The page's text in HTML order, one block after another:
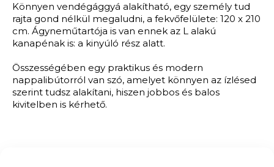
Könnyen vendégággyá alakítható, egy személy tud
rajta gond nélkül megaludni, a fekvőfelülete: 120 x 210
cm. Ágyneműtartója is van ennek az L alakú
kanapénak is: a kinyúló rész alatt.
Összességében egy praktikus és modern
nappalibútorról van szó, amelyet könnyen az ízlésed
szerint tudsz alakítani, hiszen jobbos és balos
kivitelben is kérhető.